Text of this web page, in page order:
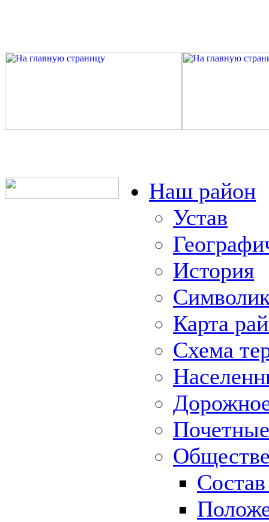
Наш район
Устав
История
Карта
Схема